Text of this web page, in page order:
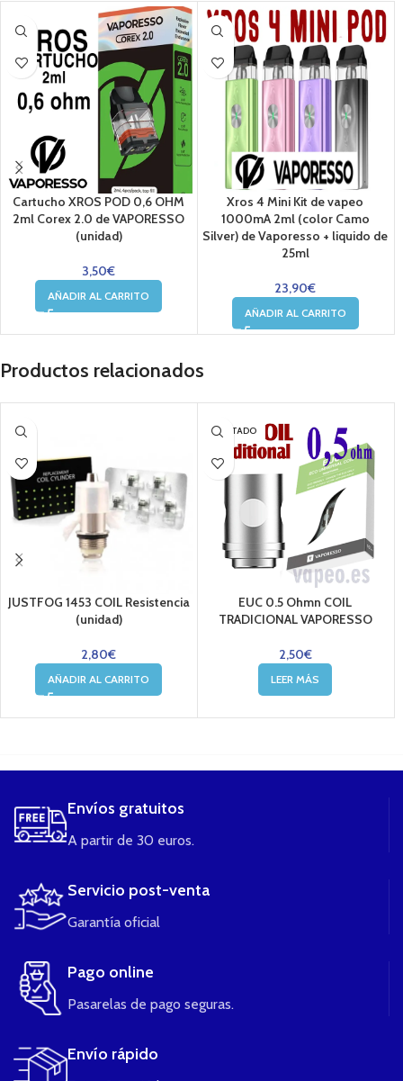
Cartucho XROS POD 0,6 OHM
2ml Corex 2.0 de VAPORESSO
(unidad)
3,50€
AÑADIR AL CARRITO
Xros 4 Mini Kit de vapeo
1000mA 2ml (color Camo
Silver) de Vaporesso + liquido de
25ml
23,90€
AÑADIR AL CARRITO
Productos relacionados
JUSTFOG 1453 COIL Resistencia
(unidad)
2,80€
AÑADIR AL CARRITO
AGOTADO
EUC 0.5 Ohmn COIL
TRADICIONAL VAPORESSO
2,50€
LEER MÁS
Envíos gratuitos
A partir de 30 euros.
Servicio post-venta
Garantía oficial
Pago online
Pasarelas de pago seguras.
Envío rápido